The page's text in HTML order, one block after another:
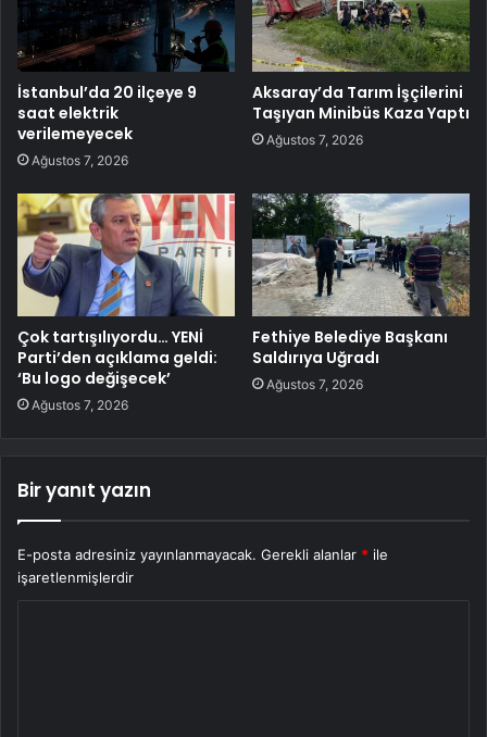
İstanbul’da 20 ilçeye 9
saat elektrik
verilemeyecek
Ağustos 7, 2026
Aksaray’da Tarım İşçilerini
Taşıyan Minibüs Kaza Yaptı
Ağustos 7, 2026
Çok tartışılıyordu… YENİ
Parti’den açıklama geldi:
‘Bu logo değişecek’
Ağustos 7, 2026
Fethiye Belediye Başkanı
Saldırıya Uğradı
Ağustos 7, 2026
Bir yanıt yazın
E-posta adresiniz yayınlanmayacak. Gerekli alanlar * ile
işaretlenmişlerdir